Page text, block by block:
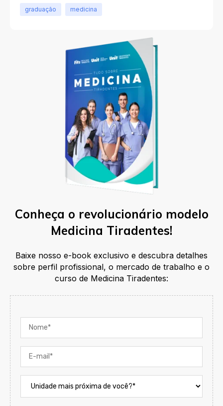
graduação medicina
Conheça o revolucionário modelo
Medicina Tiradentes!
Baixe nosso e-book exclusivo e descubra detalhes
sobre perfil profissional, o mercado de trabalho e o
curso de Medicina Tiradentes: